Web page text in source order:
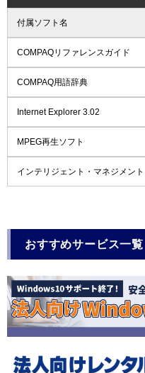
付属ソフト名
COMPAQリファレンスガイド
COMPAQ用語辞典
Internet Explorer 3.02
MPEG再生ソフト
インテリジェント・マネジメント
おすすめサービス一覧